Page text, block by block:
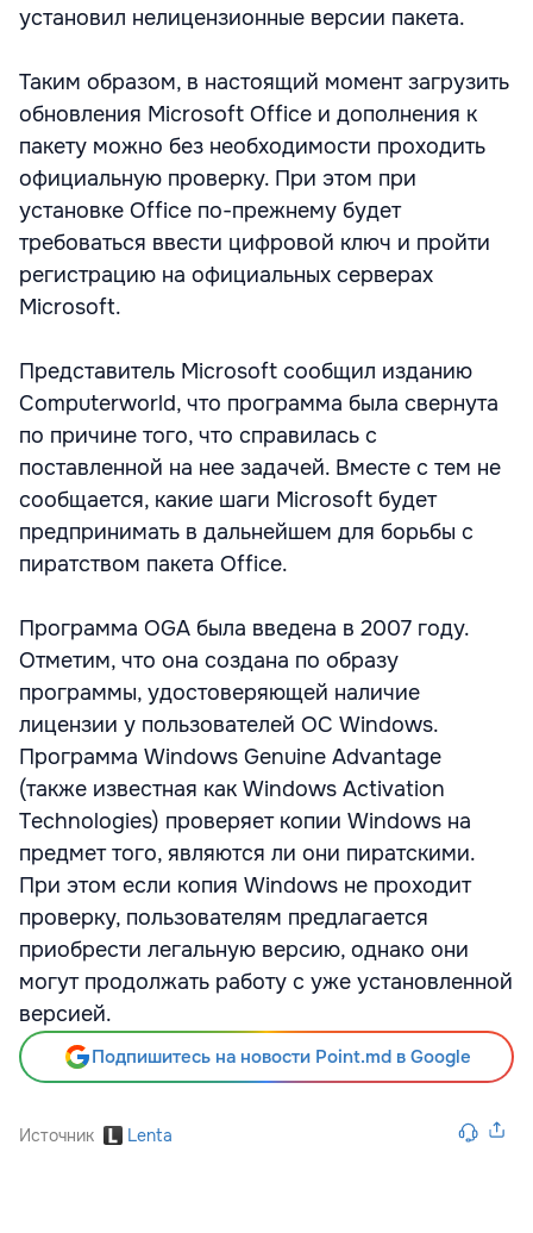
установил нелицензионные версии пакета.
Таким образом, в настоящий момент загрузить
обновления Microsoft Office и дополнения к
пакету можно без необходимости проходить
официальную проверку. При этом при
установке Office по-прежнему будет
требоваться ввести цифровой ключ и пройти
регистрацию на официальных серверах
Microsoft.
Представитель Microsoft сообщил изданию
Computerworld, что программа была свернута
по причине того, что справилась с
поставленной на нее задачей. Вместе с тем не
сообщается, какие шаги Microsoft будет
предпринимать в дальнейшем для борьбы с
пиратством пакета Office.
Программа OGA была введена в 2007 году.
Отметим, что она создана по образу
программы, удостоверяющей наличие
лицензии у пользователей ОС Windows.
Программа Windows Genuine Advantage
(также известная как Windows Activation
Technologies) проверяет копии Windows на
предмет того, являются ли они пиратскими.
При этом если копия Windows не проходит
проверку, пользователям предлагается
приобрести легальную версию, однако они
могут продолжать работу с уже установленной
версией.
Подпишитесь на новости Point.md в Google
Источник Lenta